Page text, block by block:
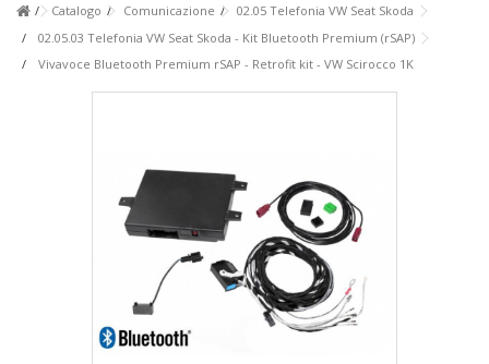
Catalogo Comunicazione
02.05 Telefonia VW Seat Skoda
02.05.03 Telefonia VW Seat Skoda - Kit Bluetooth Premium (rSAP)
Vivavoce Bluetooth Premium rSAP - Retrofit kit - VW Scirocco 1K